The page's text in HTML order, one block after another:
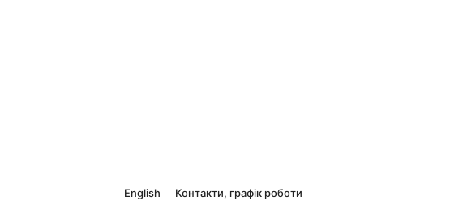
English Контакти, графік роботи